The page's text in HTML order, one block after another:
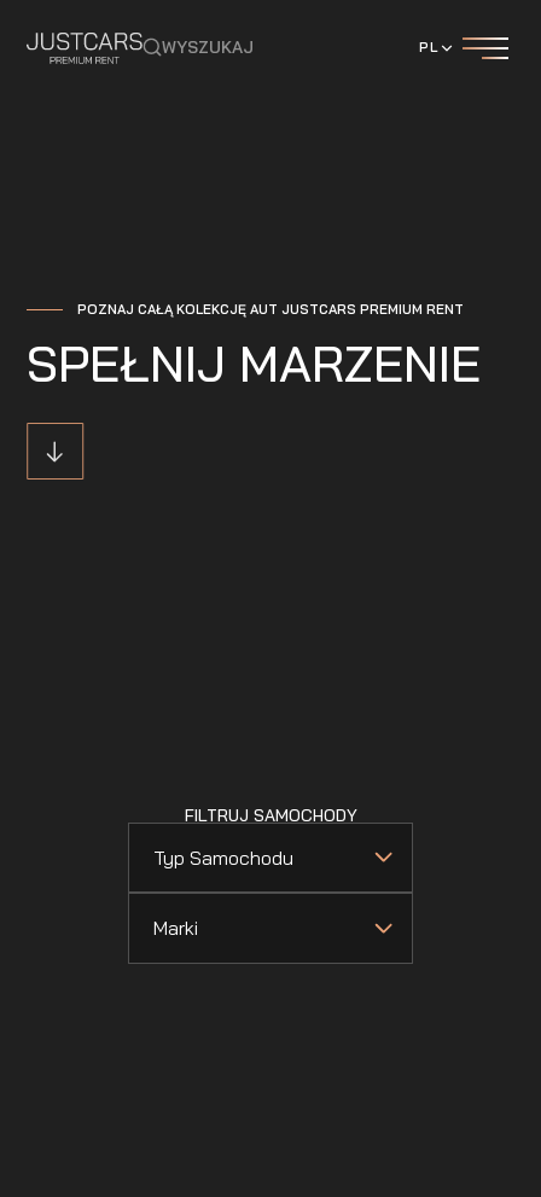
WYSZUKAJ PL
POZNAJ CAŁĄ KOLEKCJĘ AUT JUSTCARS PREMIUM RENT
SPEŁNIJ MARZENIE
FILTRUJ SAMOCHODY
Typ Samochodu
Marki